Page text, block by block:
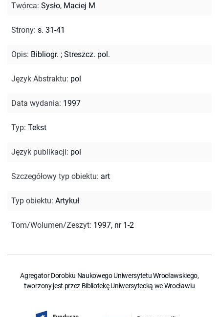
Twórca: Sysło, Maciej M
Strony: s. 31-41
Opis: Bibliogr. ; Streszcz. pol.
Język Abstraktu: pol
Data wydania: 1997
Typ: Tekst
Język publikacji: pol
Szczegółowy typ obiektu: art
Typ obiektu: Artykuł
Tom/Wolumen/Zeszyt: 1997, nr 1-2
Agregator Dorobku Naukowego Uniwersytetu Wrocławskiego,
tworzony jest przez Bibliotekę Uniwersytecką we Wrocławiu